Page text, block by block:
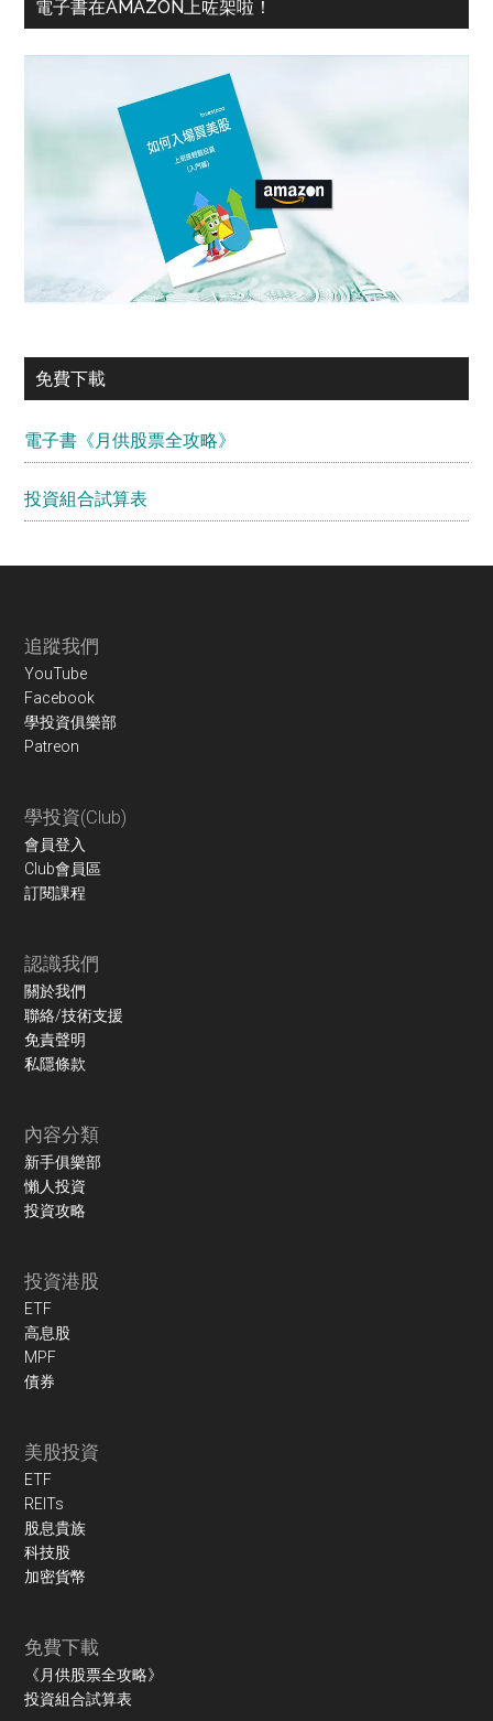
電子書在AMAZON上咗架啦！
免費下載
電子書《月供股票全攻略》
投資組合試算表
Footer
追蹤我們
YouTube
Facebook
學投資俱樂部
Patreon
學投資(Club)
會員登入
Club會員區
訂閱課程
認識我們
關於我們
聯絡/技術支援
免責聲明
私隱條款
內容分類
新手俱樂部
懶人投資
投資攻略
投資港股
ETF
高息股
MPF
債券
美股投資
ETF
REITs
股息貴族
科技股
加密貨幣
免費下載
《月供股票全攻略》
投資組合試算表